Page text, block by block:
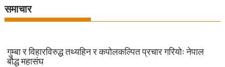
समाचार
गुम्बा र विहारविरुद्ध तथ्यहिन र कपोलकल्पित प्रचार गरियोः नेपाल
बौद्ध महासंघ